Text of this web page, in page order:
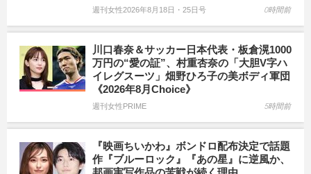
週刊女性2026年8月18日・25日号 0時間前
川口春奈＆サッカー日本代表・板倉滉1000
万円の“愛の証”、村重杏奈の「大胆V字ハ
イレグスーツ」畑野ひろ子の美ボディ軍団
《2026年8月Choice》
週刊女性PRIME 5時間前
『映画ちいかわ』ボンドロ配布決定で話題
作『ブルーロック』『あの星』に逆風か、